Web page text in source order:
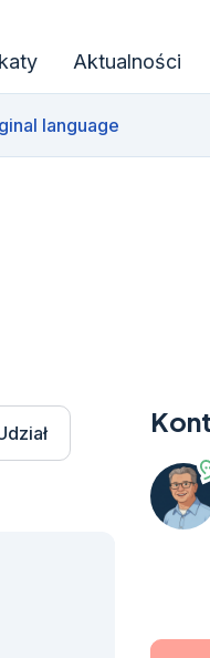
Aktualności
language